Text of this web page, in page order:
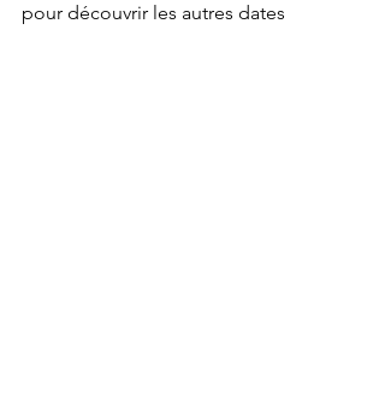
pour découvrir les autres dates